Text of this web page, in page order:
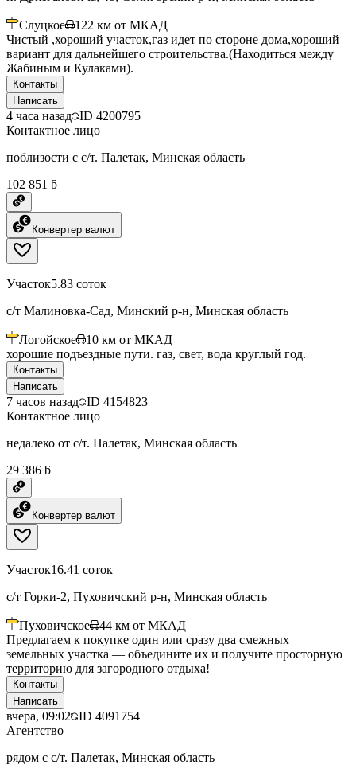
Слуцкое 122 км от МКАД
Чистый ,хороший участок,газ идет по стороне дома,хороший
вариант для дальнейшего строительства.(Находиться между
Жабиным и Кулаками).
Контакты
Написать
4 часа назад ID 4200795
Контактное лицо
поблизости с с/т. Палетак, Минская область
102 851 ƃ
Конвертер валют
Участок5.83 соток
с/т Малиновка-Сад, Минский р-н, Минская область
Логойское 10 км от МКАД
хорошие подъездные пути. газ, свет, вода круглый год.
Контакты
Написать
7 часов назад ID 4154823
Контактное лицо
недалеко от с/т. Палетак, Минская область
29 386 ƃ
Конвертер валют
Участок16.41 соток
с/т Горки-2, Пуховичский р-н, Минская область
Пуховичское 44 км от МКАД
Предлагаем к покупке один или сразу два смежных
земельных участка — объедините их и получите просторную
территорию для загородного отдыха!
Контакты
Написать
вчера, 09:02 ID 4091754
Агентство
рядом с с/т. Палетак, Минская область